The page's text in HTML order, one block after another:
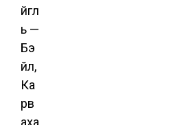
йгл
ь —
Бэ
йл,
Ка
рв
аха